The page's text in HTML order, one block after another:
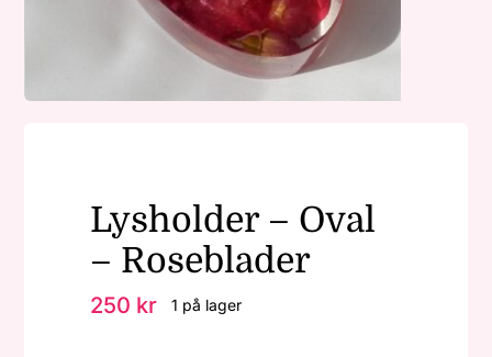
Om MariEbbeLysholder – Oval
– Roseblader
250 kr 1 på lager